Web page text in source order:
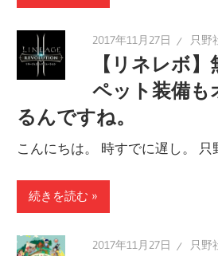
2017年11月27日 只野
【リネレボ
ペット装備も
るんですね。
こんにちは。 時すでに遅し。 只
続きを読む
2017年11月27日 只野